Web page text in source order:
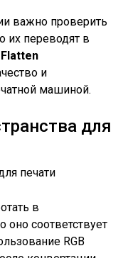
важно проверить
их переводят в
Flatten
и
машиной.
для
в
оно соответствует
RGB